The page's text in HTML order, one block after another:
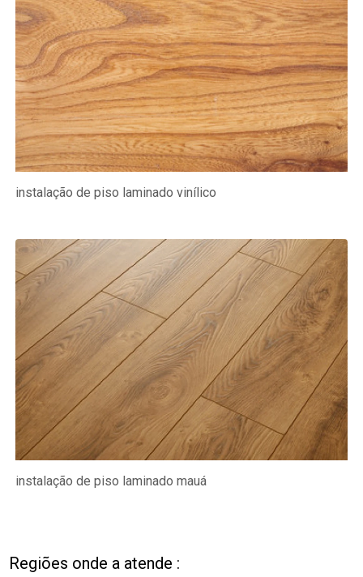
instalação de piso laminado vinílico
instalação de piso laminado mauá
Regiões onde a atende :